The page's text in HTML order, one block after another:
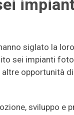
siglato la
sei impianti
opportunità
sviluppo e